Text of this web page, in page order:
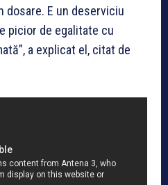
dosare. E un deserviciu
picior de egalitate cu
a explicat el, citat de